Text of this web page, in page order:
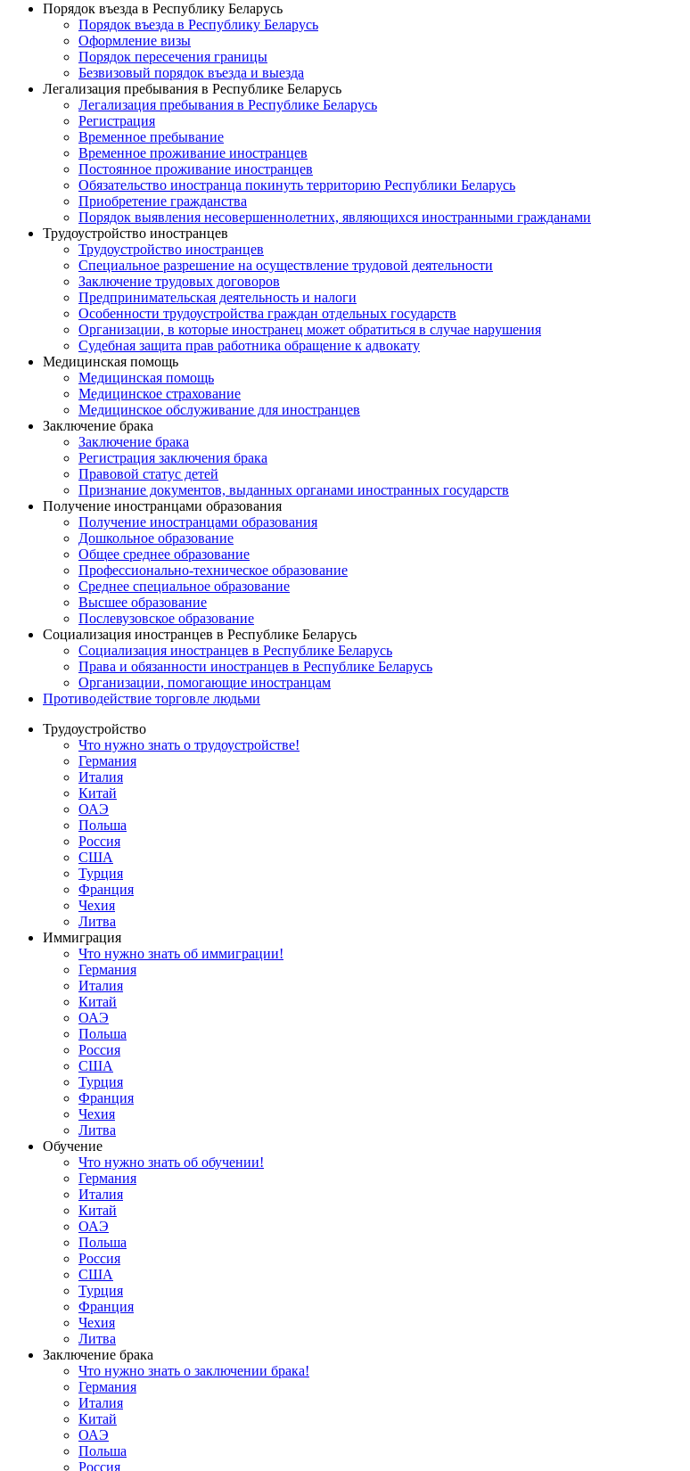
Порядок въезда в Республику Беларусь
Порядок въезда в Республику Беларусь
Оформление визы
Порядок пересечения границы
Безвизовый порядок въезда и выезда
Легализация пребывания в Республике Беларусь
Легализация пребывания в Республике Беларусь
Регистрация
Временное пребывание
Временное проживание иностранцев
Постоянное проживание иностранцев
Обязательство иностранца покинуть территорию Республики Беларусь
Приобретение гражданства
Порядок выявления несовершеннолетних, являющихся иностранными гражданами
Трудоустройство иностранцев
Трудоустройство иностранцев
Специальное разрешение на осуществление трудовой деятельности
Заключение трудовых договоров
Предпринимательская деятельность и налоги
Особенности трудоустройства граждан отдельных государств
Организации, в которые иностранец может обратиться в случае нарушения
Судебная защита прав работника обращение к адвокату
Медицинская помощь
Медицинская помощь
Медицинское страхование
Медицинское обслуживание для иностранцев
Заключение брака
Заключение брака
Регистрация заключения брака
Правовой статус детей
Признание документов, выданных органами иностранных государств
Получение иностранцами образования
Получение иностранцами образования
Дошкольное образование
Общее среднее образование
Профессионально-техническое образование
Среднее специальное образование
Высшее образование
Послевузовское образование
Социализация иностранцев в Республике Беларусь
Социализация иностранцев в Республике Беларусь
Права и обязанности иностранцев в Республике Беларусь
Oрганизации, помогающие иностранцам
Противодействие торговле людьми
Трудоустройство
Что нужно знать о трудоустройстве!
Германия
Италия
Китай
ОАЭ
Польша
Россия
США
Турция
Франция
Чехия
Литва
Иммиграция
Что нужно знать об иммиграции!
Германия
Италия
Китай
ОАЭ
Польша
Россия
США
Турция
Франция
Чехия
Литва
Обучение
Что нужно знать об обучении!
Германия
Италия
Китай
ОАЭ
Польша
Россия
США
Турция
Франция
Чехия
Литва
Заключение брака
Что нужно знать о заключении брака!
Германия
Италия
Китай
ОАЭ
Польша
Россия